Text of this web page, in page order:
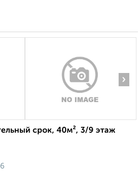
›
срок, 40м², 3/9 этаж